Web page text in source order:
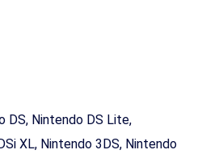
DS, Nintendo DS Lite,
XL, Nintendo 3DS, Nintendo